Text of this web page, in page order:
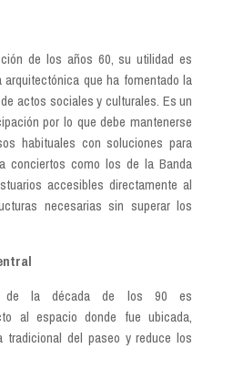
de los años 60, su utilidad es
que ha fomentado la
actos sociales y culturales. Es un
por lo que debe mantenerse
habituales con soluciones para
conciertos como los de la Banda
accesibles directamente al
necesarias sin superar los
de la década de los 90 es
al espacio donde fue ubicada,
tradicional del paseo y reduce los